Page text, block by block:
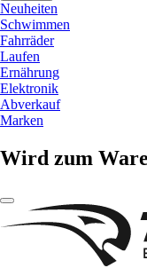
Neuheiten
Schwimmen
Fahrräder
Laufen
Ernährung
Elektronik
Abverkauf
Marken
Wird zum